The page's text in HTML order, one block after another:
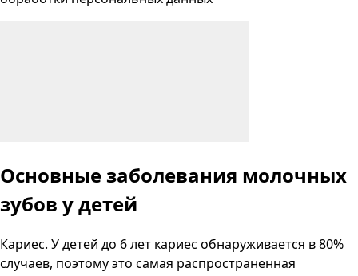
Основные заболевания молочных
зубов у детей
Кариес. У детей до 6 лет кариес обнаруживается в 80%
случаев, поэтому это самая распространенная